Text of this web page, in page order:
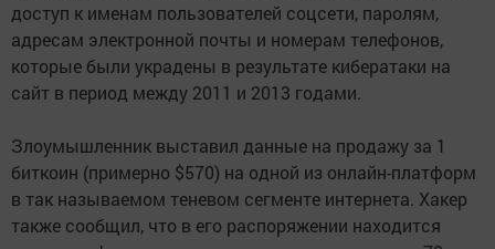
доступ к именам пользователей соцсети, паролям,
адресам электронной почты и номерам телефонов,
которые были украдены в результате кибератаки на
сайт в период между 2011 и 2013 годами.
Злоумышленник выставил данные на продажу за 1
биткоин (примерно $570) на одной из онлайн-платформ
в так называемом теневом сегменте интернета. Хакер
также сообщил, что в его распоряжении находится